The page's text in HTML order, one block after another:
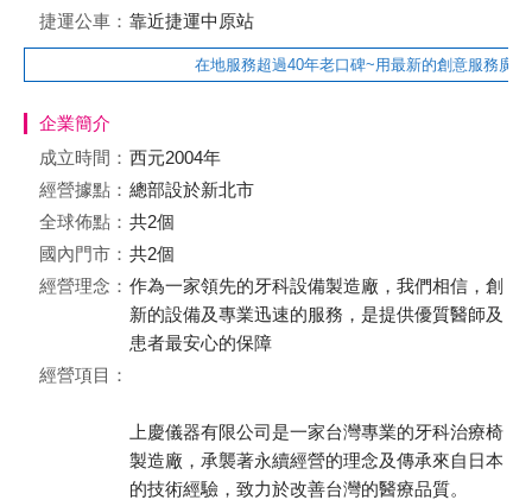
捷運公車： 靠近捷運中原站
在地服務超過40年老口碑~用最新的創意服務廣大
企業簡介
成立時間： 西元2004年
經營據點： 總部設於新北市
全球佈點： 共2個
國內門市： 共2個
經營理念： 作為一家領先的牙科設備製造廠，我們相信，創
新的設備及專業迅速的服務，是提供優質醫師及
患者最安心的保障
經營項目：
上慶儀器有限公司是一家台灣專業的牙科治療椅
製造廠，承襲著永續經營的理念及傳承來自日本
的技術經驗，致力於改善台灣的醫療品質。